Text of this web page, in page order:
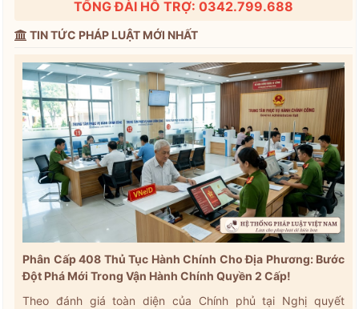
TỔNG ĐÀI HỖ TRỢ: 0342.799.688
TIN TỨC PHÁP LUẬT MỚI NHẤT
Phân Cấp 408 Thủ Tục Hành Chính Cho Địa Phương: Bước
Đột Phá Mới Trong Vận Hành Chính Quyền 2 Cấp!
Theo đánh giá toàn diện của Chính phủ tại Nghị quyết